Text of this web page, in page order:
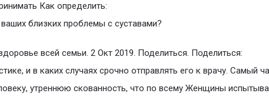
Как определить:
ваших близких проблемы с суставами?
всей семьи. 2 Окт 2019. Поделиться. Поделиться:
и в каких случаях срочно отправлять его к врачу. Самый
утреннюю скованность, что по всему Женщины